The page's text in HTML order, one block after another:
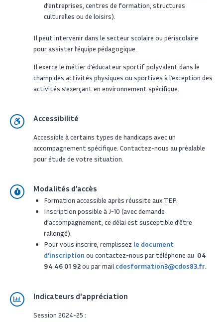
d’entreprises, centres de formation, structures
culturelles ou de loisirs).
Il peut intervenir dans le secteur scolaire ou périscolaire
pour assister l’équipe pédagogique.
Il exerce le métier d’éducateur sportif polyvalent dans le
champ des activités physiques ou sportives à l’exception des
activités s’exerçant en environnement spécifique.
Accessibilité
Accessible à certains types de handicaps avec un
accompagnement spécifique. Contactez-nous au préalable
pour étude de votre situation.
Modalités d’accès
Formation accessible après réussite aux TEP.
Inscription possible à J-10 (avec demande
d’accompagnement, ce délai est susceptible d’être
rallongé).
Pour vous inscrire, remplissez le document
d’inscription ou contactez-nous par téléphone au 04
94 46 01 92ou par mail cdosformation3@cdos83.fr
Indicateurs d'appréciation
Session 2024-25 :